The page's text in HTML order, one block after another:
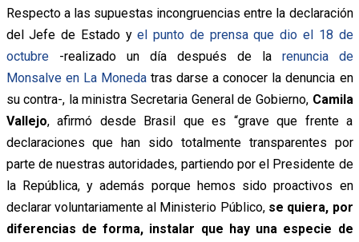
Respecto a las supuestas incongruencias entre la declaración
del Jefe de Estado yel punto de prensa que dio el 18 de
octubre-realizado un día después de la renuncia de
Monsalve en La Monedatras darse a conocer la denuncia en
su contra-, la ministra Secretaria General de Gobierno,Camila
Vallejo, afirmó desde Brasil que es “grave que frente a
declaraciones que han sido totalmente transparentes por
parte de nuestras autoridades, partiendo por el Presidente de
la República, y además porque hemos sido proactivos en
declarar voluntariamente al Ministerio Público, se quiera, por
diferencias de forma, instalar que hay una especie de